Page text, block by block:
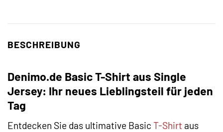
BESCHREIBUNG
Denimo.de Basic T-Shirt aus Single
Jersey: Ihr neues Lieblingsteil für jeden
Tag
Entdecken Sie das ultimative Basic T-Shirt aus